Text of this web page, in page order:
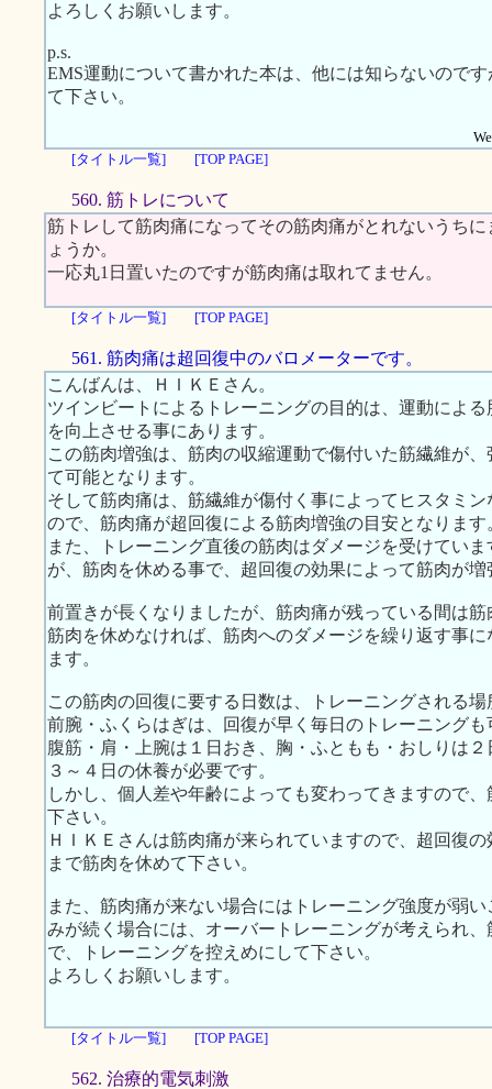
よろしくお願いします。
p.s.
EMS運動について書かれた本は、他には知らないので
て下さい。
[タイトル一覧]
[TOP PAGE]
560. 筋トレについて
筋トレして筋肉痛になってその筋肉痛がとれないうち
ょうか。
一応丸1日置いたのですが筋肉痛は取れてません。
[タイトル一覧] [TOP PAGE]
561. 筋肉痛は超回復中のバロメーターです。
こんばんは、ＨＩＫＥさん。
ツインビートによるトレーニングの目的は、運動によ
を向上させる事にあります。
この筋肉増強は、筋肉の収縮運動で傷付いた筋繊維が
て可能となります。
そして筋肉痛は、筋繊維が傷付く事によってヒスタミ
ので、筋肉痛が超回復による筋肉増強の目安となります
また、トレーニング直後の筋肉はダメージを受けてい
が、筋肉を休める事で、超回復の効果によって筋肉が増
前置きが長くなりましたが、筋肉痛が残っている間は
筋肉を休めなければ、筋肉へのダメージを繰り返す事
ます。
この筋肉の回復に要する日数は、トレーニングされる
前腕・ふくらはぎは、回復が早く毎日のトレーニングも
腹筋・肩・上腕は１日おき、胸・ふともも・おしりは
３～４日の休養が必要です。
しかし、個人差や年齢によっても変わってきますので
下さい。
ＨＩＫＥさんは筋肉痛が来られていますので、超回復
まで筋肉を休めて下さい。
また、筋肉痛が来ない場合にはトレーニング強度が弱
みが続く場合には、オーバートレーニングが考えられ
で、トレーニングを控えめにして下さい。
よろしくお願いします。
[タイトル一覧] [TOP PAGE]
562. 治療的電気刺激